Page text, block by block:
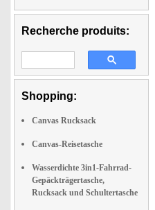
Recherche produits:
Shopping:
Canvas Rucksack
Canvas-Reisetasche
Wasserdichte 3in1-Fahrrad-
Gepäckträgertasche,
Rucksack und Schultertasche